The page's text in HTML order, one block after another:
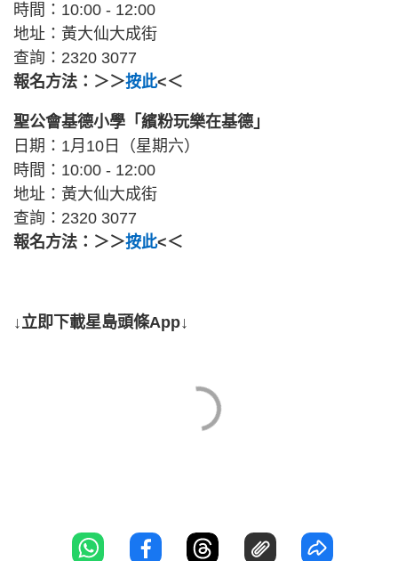
時間：10:00 - 12:00
地址：黃大仙大成街
查詢：2320 3077
報名方法：＞＞按此<＜
聖公會基德小學「繽粉玩樂在基德」
日期：1月10日（星期六）
時間：10:00 - 12:00
地址：黃大仙大成街
查詢：2320 3077
報名方法：＞＞按此<＜
↓立即下載星島頭條App↓